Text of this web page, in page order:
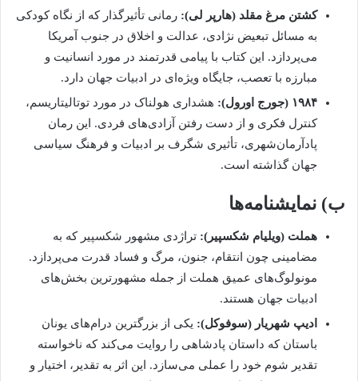
کشتن مرغ مقلد (هارپر لی): رمانی تأثیرگذار که از نگاه کودکی
به مسائل تبعیض نژادی، عدالت و اخلاق در جنوب آمریکا
می‌پردازد. این کتاب با پیامی قدرتمند در مورد انسانیت و
مبارزه با تعصب، جایگاه ویژه‌ای در ادبیات جهان دارد.
۱۹۸۴ (جورج اورول):
هشداری هولناک در مورد توتالیتاریسم،
کنترل فکری و از دست رفتن آزادی‌های فردی. این رمان
پادآرمان‌شهری، تأثیری شگرف بر ادبیات و فرهنگ سیاسی
جهان گذاشته است.
ب) نمایشنامه‌ها
هملت (ویلیام شکسپیر): تراژدی مشهور شکسپیر که به
مضامینی چون انتقام، جنون، مرگ و فساد قدرت می‌پردازد.
مونولوگ‌های عمیق هملت از جمله مشهورترین بخش‌های
ادبیات جهان هستند.
ادیپ شهریار (سوفوکل): یکی از بزرگترین درام‌های یونان
باستان که داستان پادشاهی را روایت می‌کند که ناخواسته
تقدیر شوم خود را عملی می‌سازد. این اثر به تقدیر، اختیار و